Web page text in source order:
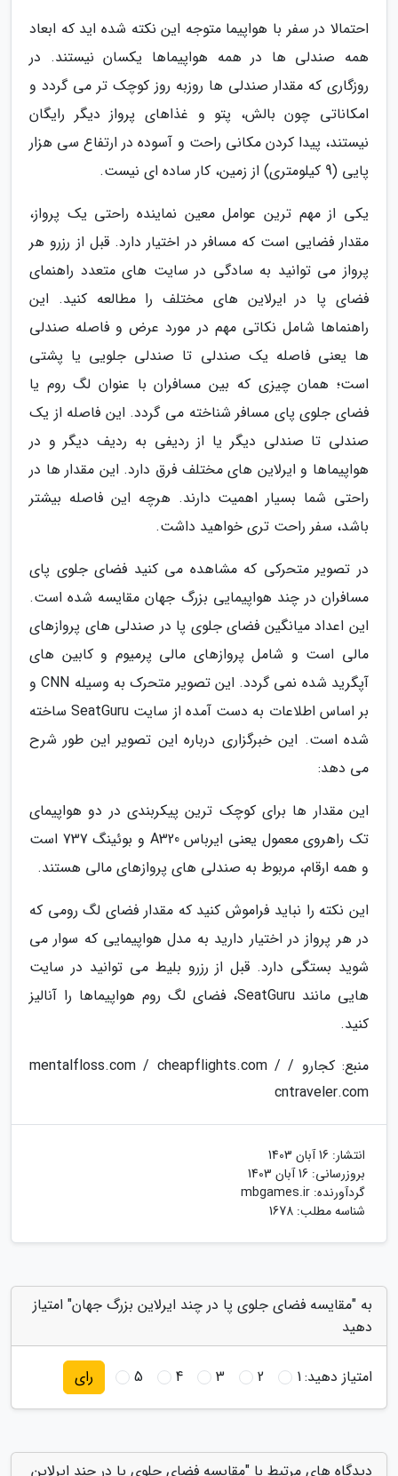
احتمالا در سفر با هواپیما متوجه این نکته شده اید که ابعاد
همه صندلی ها در همه هواپیماها یکسان نیستند. در
روزگاری که مقدار صندلی ها روزبه روز کوچک تر می گردد و
امکاناتی چون بالش، پتو و غذاهای پرواز دیگر رایگان
نیستند، پیدا کردن مکانی راحت و آسوده در ارتفاع سی هزار
پایی (9 کیلومتری) از زمین، کار ساده ای نیست.
یکی از مهم ترین عوامل معین نماینده راحتی یک پرواز،
مقدار فضایی است که مسافر در اختیار دارد. قبل از رزرو هر
پرواز می توانید به سادگی در سایت های متعدد راهنمای
فضای پا در ایرلاین های مختلف را مطالعه کنید. این
راهنماها شامل نکاتی مهم در مورد عرض و فاصله صندلی
ها یعنی فاصله یک صندلی تا صندلی جلویی یا پشتی
است؛ همان چیزی که بین مسافران با عنوان لگ روم یا
فضای جلوی پای مسافر شناخته می گردد. این فاصله از یک
صندلی تا صندلی دیگر یا از ردیفی به ردیف دیگر و در
هواپیماها و ایرلاین های مختلف فرق دارد. این مقدار ها در
راحتی شما بسیار اهمیت دارند. هرچه این فاصله بیشتر
باشد، سفر راحت تری خواهید داشت.
در تصویر متحرکی که مشاهده می کنید فضای جلوی پای
مسافران در چند هواپیمایی بزرگ جهان مقایسه شده است.
این اعداد میانگین فضای جلوی پا در صندلی های پروازهای
مالی است و شامل پروازهای مالی پرمیوم و کابین های
آپگرید شده نمی گردد. این تصویر متحرک به وسیله CNN و
بر اساس اطلاعات به دست آمده از سایت SeatGuru ساخته
شده است. این خبرگزاری درباره این تصویر این طور شرح
می دهد:
این مقدار ها برای کوچک ترین پیکربندی در دو هواپیمای
تک راهروی معمول یعنی ایرباس A320 و بوئینگ 737 است
و همه ارقام، مربوط به صندلی های پروازهای مالی هستند.
این نکته را نباید فراموش کنید که مقدار فضای لگ رومی که
در هر پرواز در اختیار دارید به مدل هواپیمایی که سوار می
شوید بستگی دارد. قبل از رزرو بلیط می توانید در سایت
هایی مانند SeatGuru، فضای لگ روم هواپیماها را آنالیز
کنید.
منبع: کجارو / mentalfloss.com / cheapflights.com /
cntraveler.com
انتشار: 16 آبان 1403
بروزرسانی: 16 آبان 1403
گردآورنده: mbgames.ir
شناسه مطلب: 1678
به "مقایسه فضای جلوی پا در چند ایرلاین بزرگ جهان" امتیاز
دهید
امتیاز دهید:1
2
3
4
5 رای
دیدگاه های مرتبط با "مقایسه فضای جلوی پا در چند ایرلاین